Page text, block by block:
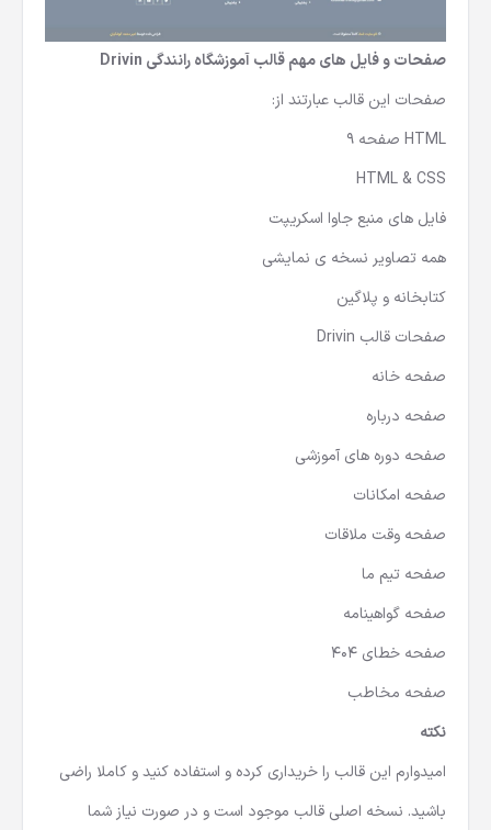
صفحات و فایل های مهم قالب آموزشگاه رانندگی Drivin
صفحات این قالب عبارتند از:
HTML صفحه 9
HTML & CSS
فایل های منبع جاوا اسکریپت
همه تصاویر نسخه ی نمایشی
کتابخانه و پلاگین
صفحات قالب Drivin
صفحه خانه
صفحه درباره
صفحه دوره های آموزشی
صفحه امکانات
صفحه وقت ملاقات
صفحه تیم ما
صفحه گواهینامه
صفحه خطای ۴۰۴
صفحه مخاطب
نکته
امیدوارم این قالب را خریداری کرده و استفاده کنید و کاملا راضی
باشید. نسخه اصلی قالب موجود است و در صورت نیاز شما